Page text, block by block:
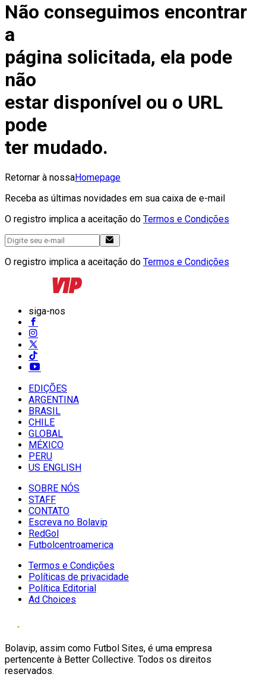
Não conseguimos encontrar
a
página solicitada, ela pode
não
estar disponível ou o URL
pode
ter mudado.
Retornar à nossaHomepage
Receba as últimas novidades em sua caixa de e-mail
O registro implica a aceitação do Termos e Condições
O registro implica a aceitação do Termos e Condições
siga-nos
EDIÇÕES
ARGENTINA
BRASIL
CHILE
GLOBAL
MÉXICO
PERU
US ENGLISH
SOBRE NÓS
STAFF
CONTATO
Escreva no Bolavip
RedGol
Futbolcentroamerica
Termos e Condições
Políticas de privacidade
Política Editorial
Ad Choices
Bolavip, assim como Futbol Sites, é uma empresa
pertencente à Better Collective. Todos os direitos
reservados.